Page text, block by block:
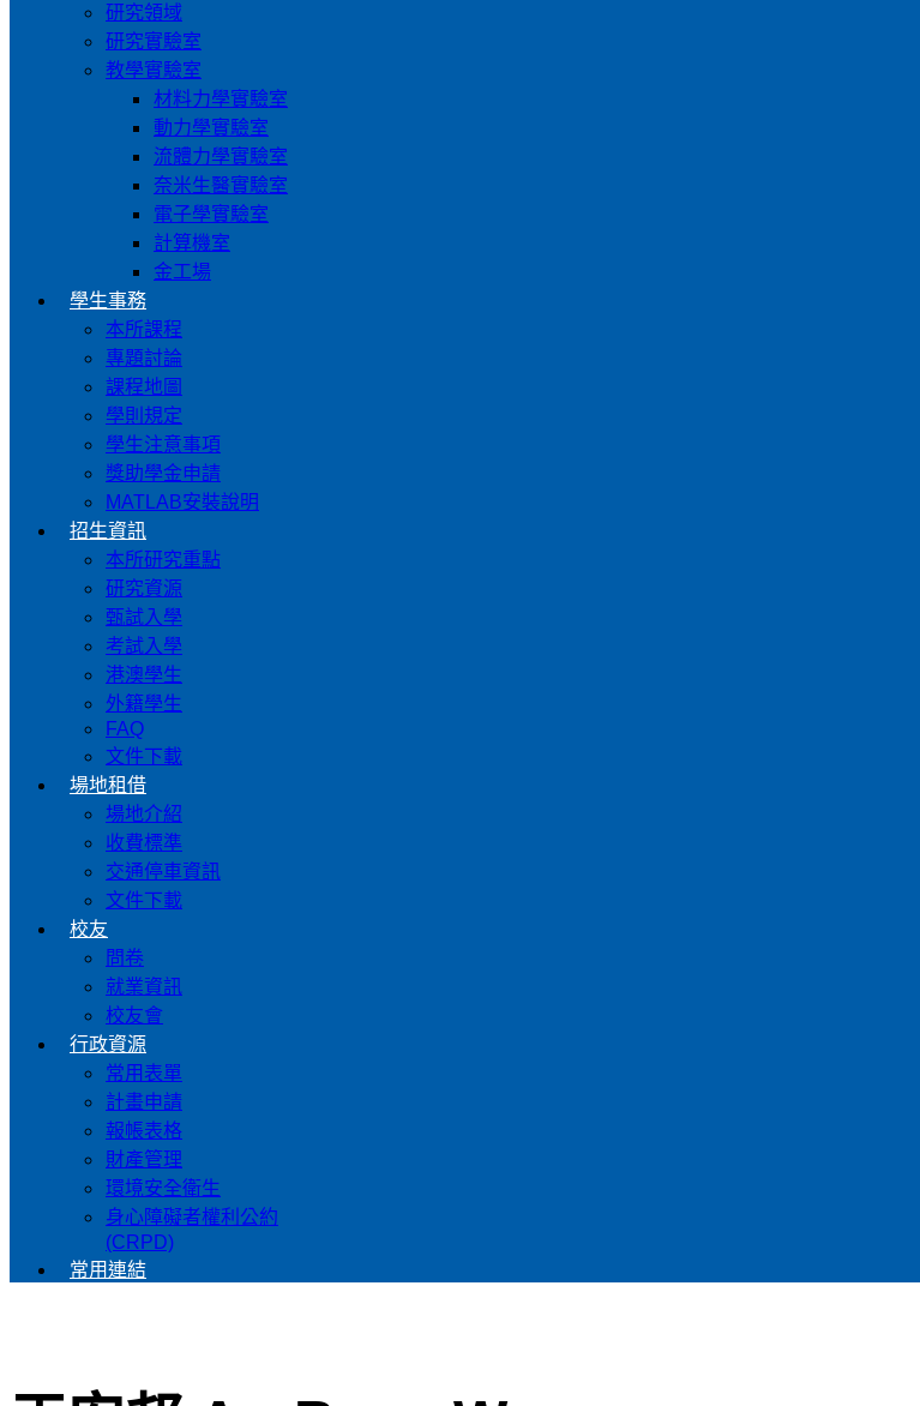
研究領域
研究實驗室
教學實驗室
材料力學實驗室
動力學實驗室
流體力學實驗室
奈米生醫實驗室
電子學實驗室
計算機室
金工場
學生事務
本所課程
專題討論
課程地圖
學則規定
學生注意事項
獎助學金申請
MATLAB安裝說明
招生資訊
本所研究重點
研究資源
甄試入學
考試入學
港澳學生
外籍學生
FAQ
文件下載
場地租借
場地介紹
收費標準
交通停車資訊
文件下載
校友
問卷
就業資訊
校友會
行政資源
常用表單
計畫申請
報帳表格
財產管理
環境安全衛生
身心障礙者權利公約
(CRPD)
常用連結